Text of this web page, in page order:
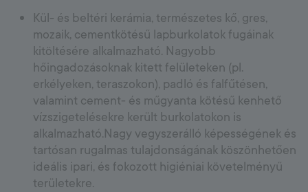
Kül- és beltéri kerámia, természetes kő, gres,
mozaik, cementkötésű lapburkolatok fugáinak
kitöltésére alkalmazható. Nagyobb
hőingadozásoknak kitett felületeken (pl.
erkélyeken, teraszokon), padló és falfűtésen,
valamint cement- és műgyanta kötésű kenhető
vízszigetelésekre került burkolatokon is
alkalmazható.Nagy vegyszerálló képességének és
tartósan rugalmas tulajdonságának köszönhetően
ideális ipari, és fokozott higiéniai követelményű
területekre.